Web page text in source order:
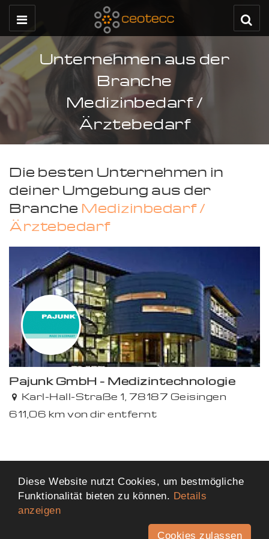
Unternehmen aus der
Branche
Medizinbedarf /
Ärztebedarf
Die besten Unternehmen in
deiner Umgebung aus der
Branche Medizinbedarf /
Ärztebedarf
Pajunk GmbH - Medizintechnologie
Karl-Hall-Straße 1, 78187 Geisingen
611,06 km von dir entfernt
Diese Website nutzt Cookies, um bestmögliche
Funktionalität bieten zu können. Details
anzeigen
Cookies zulassen